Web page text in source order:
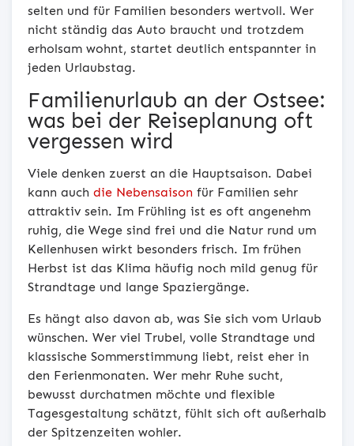
selten und für Familien besonders wertvoll. Wer
nicht ständig das Auto braucht und trotzdem
erholsam wohnt, startet deutlich entspannter in
jeden Urlaubstag.
Familienurlaub an der Ostsee:
was bei der Reiseplanung oft
vergessen wird
Viele denken zuerst an die Hauptsaison. Dabei
kann auch die Nebensaison für Familien sehr
attraktiv sein. Im Frühling ist es oft angenehm
ruhig, die Wege sind frei und die Natur rund um
Kellenhusen wirkt besonders frisch. Im frühen
Herbst ist das Klima häufig noch mild genug für
Strandtage und lange Spaziergänge.
Es hängt also davon ab, was Sie sich vom Urlaub
wünschen. Wer viel Trubel, volle Strandtage und
klassische Sommerstimmung liebt, reist eher in
den Ferienmonaten. Wer mehr Ruhe sucht,
bewusst durchatmen möchte und flexible
Tagesgestaltung schätzt, fühlt sich oft außerhalb
der Spitzenzeiten wohler.